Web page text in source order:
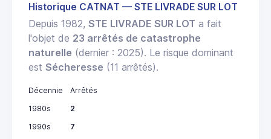
Historique CATNAT — STE LIVRADE SUR LOT
Depuis 1982, STE LIVRADE SUR LOT a fait
l'objet de 23 arrêtés de catastrophe
naturelle (dernier : 2025). Le risque dominant
est Sécheresse (11 arrêtés).
Décennie
Arrêtés
1980s
2
1990s
7